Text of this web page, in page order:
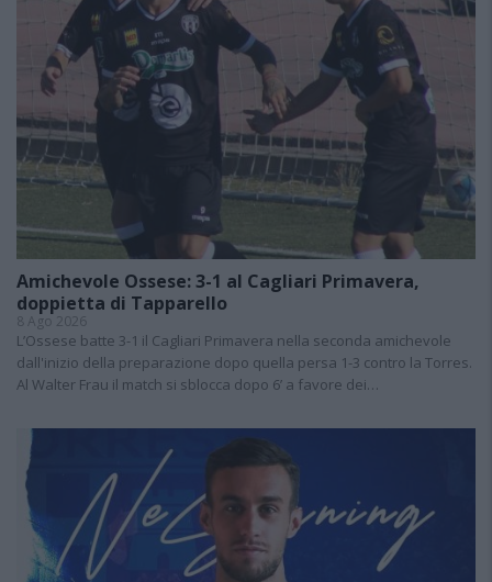
Amichevole Ossese: 3-1 al Cagliari Primavera,
doppietta di Tapparello
8 Ago 2026
L’Ossese batte 3-1 il Cagliari Primavera nella seconda amichevole
dall'inizio della preparazione dopo quella persa 1-3 contro la Torres.
Al Walter Frau il match si sblocca dopo 6’ a favore dei…